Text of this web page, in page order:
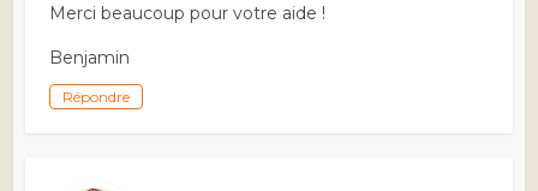
Merci beaucoup pour votre aide !
Benjamin
Répondre